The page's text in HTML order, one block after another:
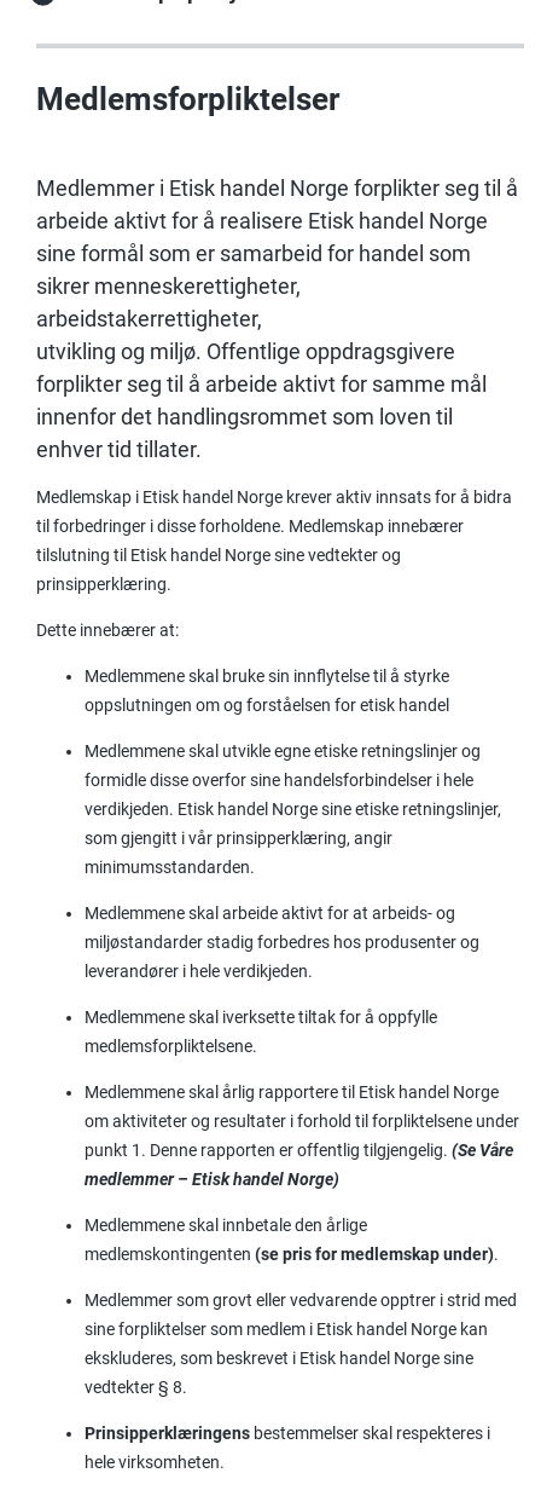
Medlemsforpliktelser
Medlemmer i Etisk handel Norge forplikter seg til å
arbeide aktivt for å realisere Etisk handel Norge
sine formål som er samarbeid for handel som
sikrer menneskerettigheter,
arbeidstakerrettigheter,
utvikling og miljø. Offentlige oppdragsgivere
forplikter seg til å arbeide aktivt for samme mål
innenfor det handlingsrommet som loven til
enhver tid tillater.
Medlemskap i Etisk handel Norge krever aktiv innsats for å bidra
til forbedringer i disse forholdene. Medlemskap innebærer
tilslutning til Etisk handel Norge sine vedtekter og
prinsipperklæring.
Dette innebærer at:
Medlemmene skal bruke sin innflytelse til å styrke
oppslutningen om og forståelsen for etisk handel
Medlemmene skal utvikle egne etiske retningslinjer og
formidle disse overfor sine handelsforbindelser i hele
verdikjeden. Etisk handel Norge sine etiske retningslinjer,
som gjengitt i vår prinsipperklæring, angir
minimumsstandarden.
Medlemmene skal arbeide aktivt for at arbeids- og
miljøstandarder stadig forbedres hos produsenter og
leverandører i hele verdikjeden.
Medlemmene skal iverksette tiltak for å oppfylle
medlemsforpliktelsene.
Medlemmene skal årlig rapportere til Etisk handel Norge
om aktiviteter og resultater i forhold til forpliktelsene under
punkt 1. Denne rapporten er offentlig tilgjengelig.(Se Våre
medlemmer – Etisk handel Norge)
Medlemmene skal innbetale den årlige
medlemskontingenten(se pris for medlemskap under).
Medlemmer som grovt eller vedvarende opptrer i strid med
sine forpliktelser som medlem i Etisk handel Norge kan
ekskluderes, som beskrevet i Etisk handel Norge sine
vedtekter § 8.
Prinsipperklæringens bestemmelser skal respekteres i
hele virksomheten.